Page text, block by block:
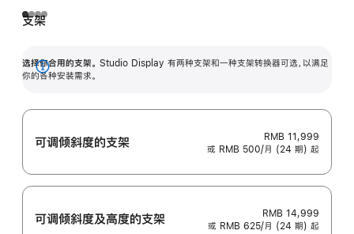
支架
选择你合用的支架。 Studio Display 有两种支架和一种支架转换器可选，以满足
你的各种安装需求。
展
可调倾斜度的支架
RMB 11,999
或 RMB 500/月 (24 期) 起
可调倾斜度及高‍度的支‍架
RMB 14,999
或 RMB 625/月 (24 期) 起